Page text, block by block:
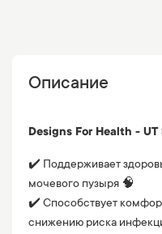
Описание
Designs For Health -
✔️ Поддерживает
мочевого пузыря 🧠
✔️ Способствует
снижению риска